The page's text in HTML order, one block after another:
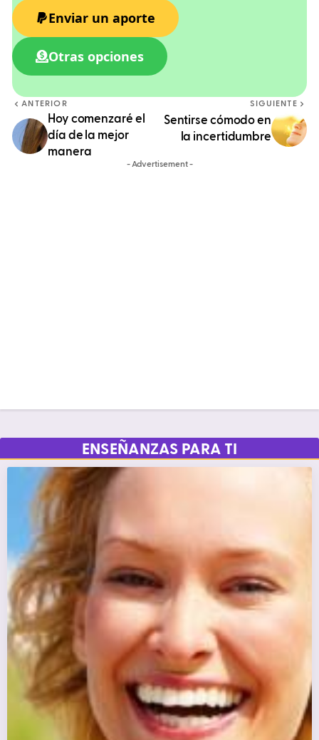
Enviar un aporte
Otras opciones
ANTERIOR
Hoy comenzaré el
día de la mejor
manera
SIGUIENTE
Sentirse cómodo en
la incertidumbre
- Advertisement -
ENSEÑANZAS PARA TI